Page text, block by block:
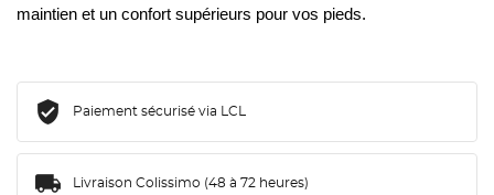
maintien et un confort supérieurs pour vos pieds.
Paiement sécurisé via LCL
Livraison Colissimo (48 à 72 heures)